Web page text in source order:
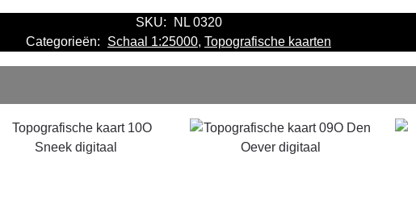
SKU:
NL 0320
Categorieën:
Schaal 1:25000, Topografische kaarten